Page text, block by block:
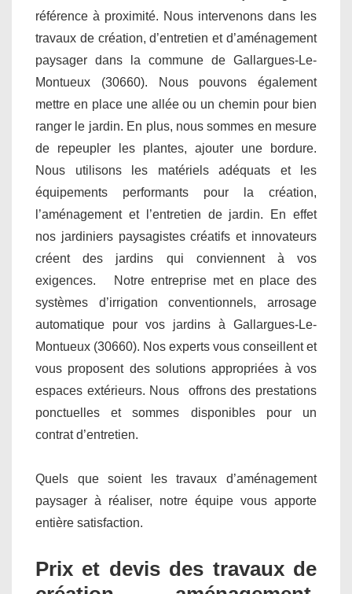
référence à proximité. Nous intervenons dans les
travaux de création, d’entretien et d’aménagement
paysager dans la commune de Gallargues-Le-
Montueux (30660). Nous pouvons également
mettre en place une allée ou un chemin pour bien
ranger le jardin. En plus, nous sommes en mesure
de repeupler les plantes, ajouter une bordure.
Nous utilisons les matériels adéquats et les
équipements performants pour la création,
l’aménagement et l’entretien de jardin. En effet
nos jardiniers paysagistes créatifs et innovateurs
créent des jardins qui conviennent à vos
exigences. Notre entreprise met en place des
systèmes d’irrigation conventionnels, arrosage
automatique pour vos jardins à Gallargues-Le-
Montueux (30660). Nos experts vous conseillent et
vous proposent des solutions appropriées à vos
espaces extérieurs. Nous offrons des prestations
ponctuelles et sommes disponibles pour un
contrat d’entretien.
Quels que soient les travaux d’aménagement
paysager à réaliser, notre équipe vous apporte
entière satisfaction.
Prix et devis des travaux de